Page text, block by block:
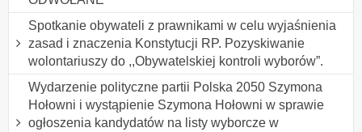
Spotkanie obywateli z prawnikami w celu wyjaśnienia
zasad i znaczenia Konstytucji RP. Pozyskiwanie
wolontariuszy do ,,Obywatelskiej kontroli wyborów”.
Wydarzenie polityczne partii Polska 2050 Szymona
Hołowni i wystąpienie Szymona Hołowni w sprawie
ogłoszenia kandydatów na listy wyborcze w